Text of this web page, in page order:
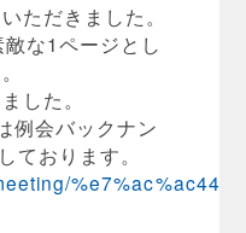
ただきました。
な1ページとし
した。
例会バックナン
ております。